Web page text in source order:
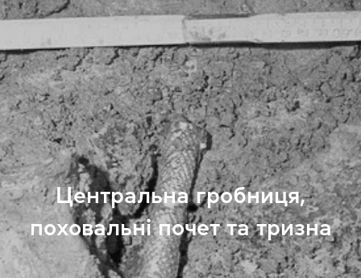
Центральна гробниця,
поховальні почет та тризна